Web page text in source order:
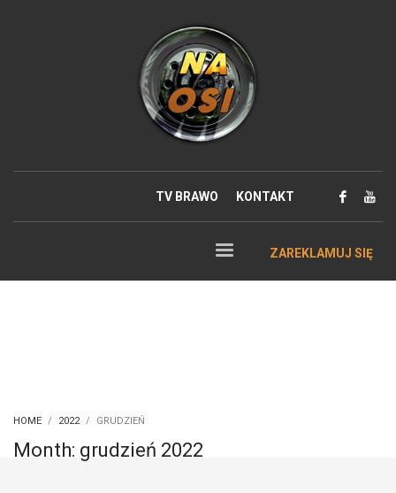
TV BRAWO KONTAKT
ZAREKLAMUJ SIĘ
HOME 2022 GRUDZIEŃ
Month: grudzień 2022